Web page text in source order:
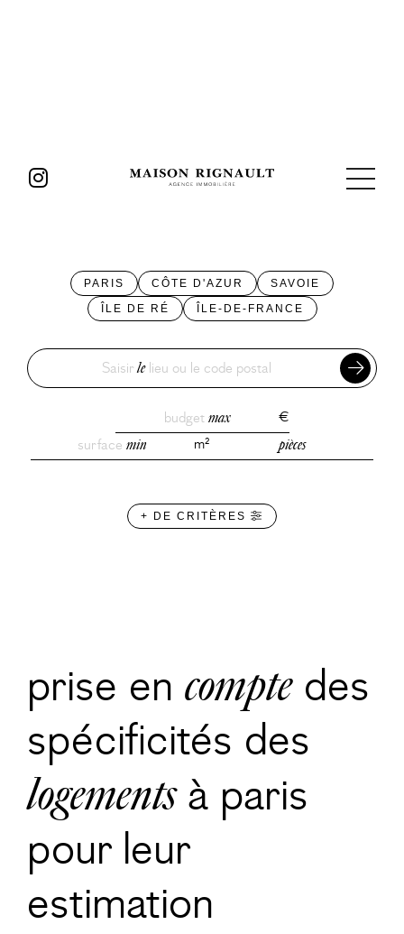
PARIS CÔTE D'AZUR
SAVOIE
ÎLE DE RÉ
ÎLE-DE-FRANCE
Saisirlelieu ou le code postal
budget max
€
surface min m² pièces
+ DE CRITÈRES
prise en comptedes
spécificités des
logementsà paris
pour leur
estimation